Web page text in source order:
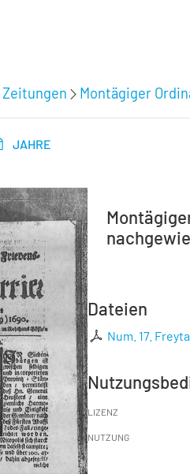
Montägiger
JAHRE
Dateien
Num. 17.
LIZENZ
NUTZUNG